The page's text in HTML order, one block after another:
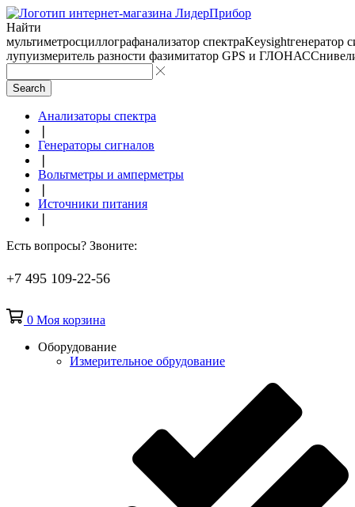
Найти
мультиметросциллографанализатор спектраKeysightгенератор
лупуизмеритель разности фазимитатор GPS и ГЛОНАСС
Search
Анализаторы спектра
Генераторы сигналов
Вольтметры и амперметры
Источники питания
Есть вопросы? Звоните:
+7 495 109-22-56
0 Моя корзина
Оборудование
Измерительное обрудование